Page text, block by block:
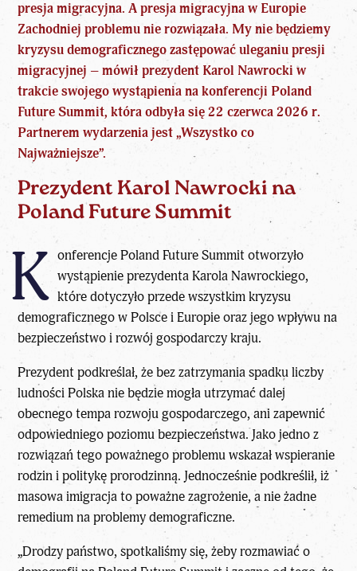
presja migracyjna. A presja migracyjna w Europie
Zachodniej problemu nie rozwiązała. My nie będziemy
kryzysu demograficznego zastępować uleganiu presji
migracyjnej – mówiłprezydent Karol Nawrocki w
trakcie swojego wystąpienia na konferencji Poland
Future Summit, która odbyła się 22 czerwca 2026 r.
Partnerem wydarzenia jest „Wszystko co
Najważniejsze”.
Prezydent Karol Nawrocki na
Poland Future Summit
K onferencje Poland Future Summit otworzyło
wystąpienieprezydenta Karola Nawrockiego,
które dotyczyło przede wszystkimkryzysu
demograficznego w Polsce i Europieoraz jego wpływu na
bezpieczeństwo i rozwój gospodarczy kraju.
Prezydent podkreślał, że bez zatrzymania spadku liczby
ludności Polska nie będzie mogła utrzymać dalej
obecnego tempa rozwoju gospodarczego, ani zapewnić
odpowiedniego poziomu bezpieczeństwa. Jako jedno z
rozwiązań tego poważnego problemu wskazał wspieranie
rodzin i politykę prorodzinną. Jednocześnie podkreślił, iż
masowa imigracja to poważne zagrożenie, a nie żadne
remedium na problemy demograficzne.
„Drodzy państwo, spotkaliśmy się, żeby rozmawiać o